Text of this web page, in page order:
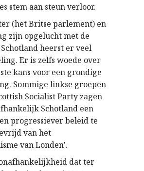
stem aan steun verloor.
(het Britse parlement) en
zijn opgelucht met de
heerst er veel
Er is zelfs woede over
kans voor een grondige
Sommige linkse groepen
Socialist Party zagen
Schotland een
progressiever beleid te
van het
van Londen’.
dat ter